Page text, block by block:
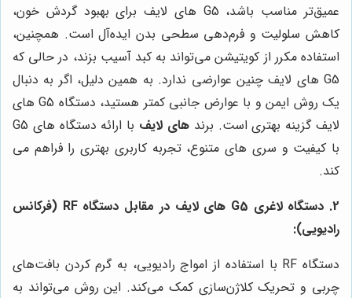
عمیق‌تر مناسب باشد، G5 های لایف برای بهبود گردش خون،
کاهش سلولیت و فرم‌دهی سطحی بدن ایده‌آل است. همچنین،
استفاده مکرر از کویتیشن می‌تواند به کبد آسیب بزند، در حالی که
G5 های لایف چنین عوارضی ندارد. به همین دلیل، اگر به دنبال
یک روش ایمن و با عوارض جانبی کمتر هستید، دستگاه G5 های
لایف گزینه بهتری است. برندهای لایف
با ارائه دستگاه های G5
با کیفیت و سری های متنوع، تجربه کاربری بهتری را فراهم می
کند.
2. دستگاه لاغری G5 های لایف در مقابل دستگاه RF (فرکانس
رادیویی):
دستگاه RF با استفاده از امواج رادیویی، به گرم کردن بافت‌های
چربی و تحریک کلاژن‌سازی کمک می‌کند. این روش می‌تواند به